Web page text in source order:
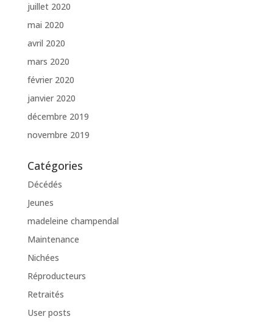
juillet 2020
mai 2020
avril 2020
mars 2020
février 2020
janvier 2020
décembre 2019
novembre 2019
Catégories
Décédés
Jeunes
madeleine champendal
Maintenance
Nichées
Réproducteurs
Retraités
User posts